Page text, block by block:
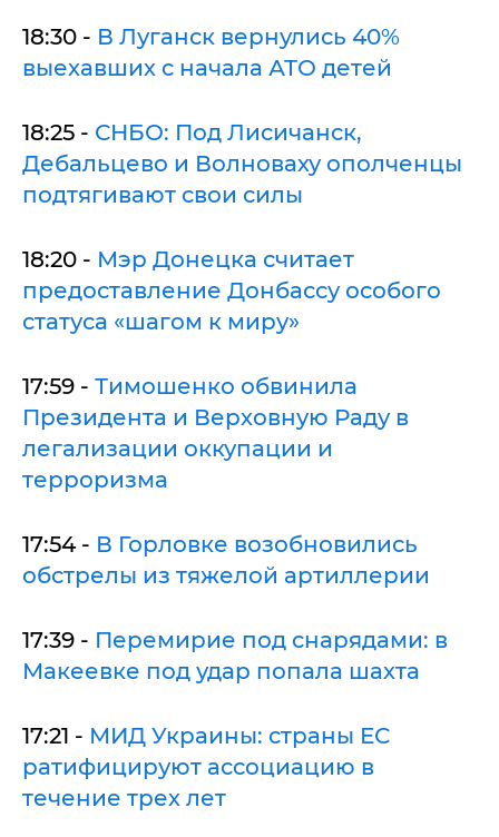
18:30 - В Луганск вернулись 40%
выехавших с начала АТО детей
18:25 - СНБО: Под Лисичанск,
Дебальцево и Волноваху ополченцы
подтягивают свои силы
18:20 - Мэр Донецка считает
предоставление Донбассу особого
статуса «шагом к миру»
17:59 - Тимошенко обвинила
Президента и Верховную Раду в
легализации оккупации и
терроризма
17:54 - В Горловке возобновились
обстрелы из тяжелой артиллерии
17:39 - Перемирие под снарядами: в
Макеевке под удар попала шахта
17:21 - МИД Украины: страны ЕС
ратифицируют ассоциацию в
течение трех лет